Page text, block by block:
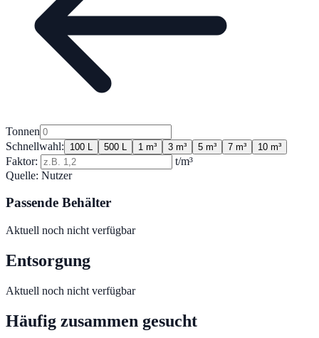
Tonnen
Schnellwahl:
100 L 500 L 1 m³ 3 m³ 5 m³ 7 m³ 10 m³
Faktor:
t/m³
Quelle: Nutzer
Passende Behälter
Aktuell noch nicht verfügbar
Entsorgung
Aktuell noch nicht verfügbar
Häufig zusammen gesucht